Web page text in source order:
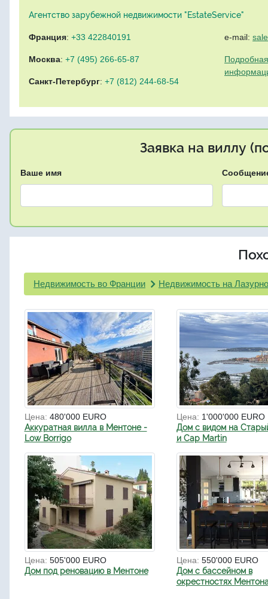
Агентство зарубежной недвижимости "EstateService"
Франция: +33 422840191
Москва: +7 (495) 266-65-87
Санкт-Петербург: +7 (812) 244-68-54
e-mail:
Заявка на виллу
Ваше имя
Недвижимость во Франции Недвижимость на
Цена: 480'000 EURO
Аккуратная вилла в Ментоне -
Low Borrigo
Цена: 1'000'000 EURO
Дом с видом на
и Cap Martin
Цена: 505'000 EURO
Дом под реновацию в Ментоне
Цена: 550'000 EURO
Дом с бассейном в
окрестностях